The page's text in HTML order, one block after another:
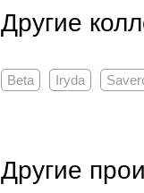
Другие
Beta Iryda
Другие